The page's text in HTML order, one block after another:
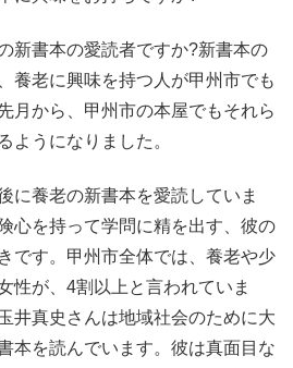
新書本の愛読者ですか?新書本の
養老に興味を持つ人が甲州市でも
月から、甲州市の本屋でもそれら
ようになりました。
に養老の新書本を愛読していま
心を持って学問に精を出す、彼の
です。甲州市全体では、養老や少
性が、4割以上と言われていま
井真史さんは地域社会のために大
本を読んでいます。彼は真面目な